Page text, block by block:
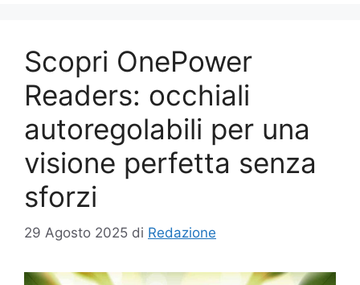
Scopri OnePower
Readers: occhiali
autoregolabili per una
visione perfetta senza
sforzi
29 Agosto 2025 di Redazione